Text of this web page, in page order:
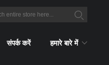
संपर्क करें हमारे बारे में